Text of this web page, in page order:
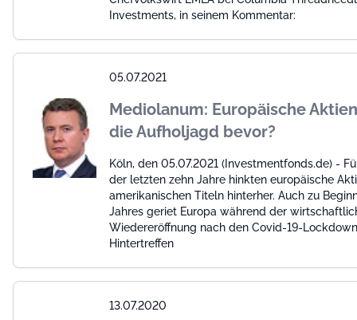
Investments, in seinem Kommentar:
05.07.2021
Mediolanum: Europäische
die Aufholjagd bevor?
Köln, den 05.07.2021 (Investmentfonds.de) -
der letzten zehn Jahre hinkten europäische
amerikanischen Titeln hinterher. Auch zu
Jahres geriet Europa während der
Wiedereröffnung nach den Covid-19-
Hintertreffen
13.07.2020